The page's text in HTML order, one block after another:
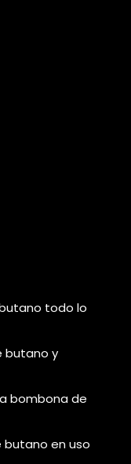
todo lo
butano y
bombona de
butano en uso